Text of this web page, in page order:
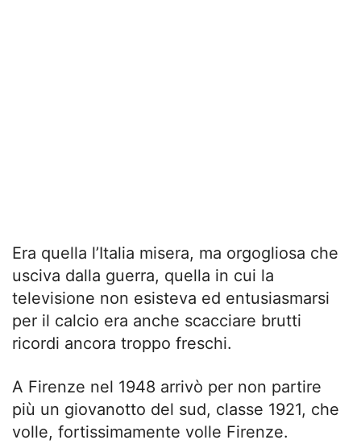
Era quella l’Italia misera, ma orgogliosa che
usciva dalla guerra, quella in cui la
televisione non esisteva ed entusiasmarsi
per il calcio era anche scacciare brutti
ricordi ancora troppo freschi.
A Firenze nel 1948 arrivò per non partire
più un giovanotto del sud, classe 1921, che
volle, fortissimamente volle Firenze.